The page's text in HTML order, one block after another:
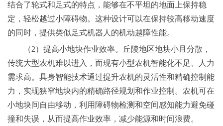
结合了轮式和足式的特点，能够在不平坦的地面上保持稳
定，轻松越过小障碍物。这种设计可以在保持较高移动速度
的同时，提供类似足式机器人的机动越障性能。
（2）提高小地块作业效率。丘陵地区地块小且分散，
传统大型农机难以进入，而现有小型农机智能化不足、人力
需求高。具身智能技术通过提升农机的灵活性和精确控制能
力，实现狭窄地块内的精确路径规划和作业控制。农机可在
小地块间自由移动，利用障碍物检测和空间感知能力避免碰
撞和失误，从而提高作业效率，减少能源和时间浪费。